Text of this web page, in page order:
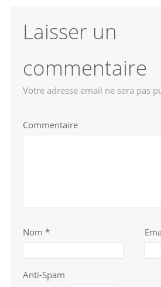
Laisser un
commentaire
Votre adresse email ne sera pas
Commentaire
Nom *
Anti-Spam